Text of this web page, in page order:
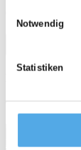
bereitgestellt
Notwendig
Statistiken
Besoin de
Téléphonez au